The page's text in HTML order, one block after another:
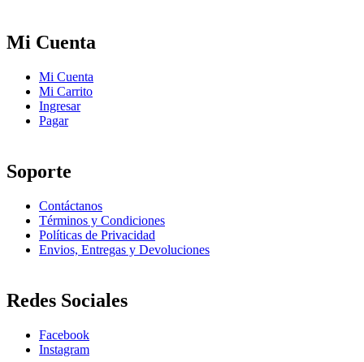
Mi Cuenta
Mi Cuenta
Mi Carrito
Ingresar
Pagar
Soporte
Contáctanos
Términos y Condiciones
Políticas de Privacidad
Envios, Entregas y Devoluciones
Redes Sociales
Facebook
Instagram